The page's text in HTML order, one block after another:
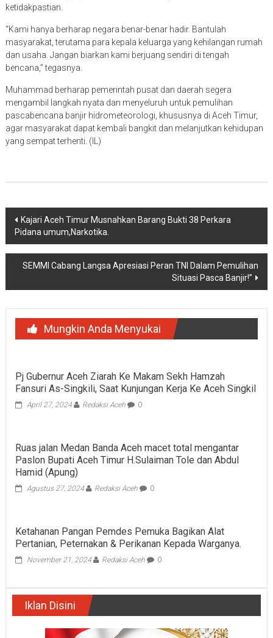
ketidakpastian.
“Kami hanya berharap negara benar-benar hadir. Bantulah
masyarakat, terutama para kepala keluarga yang kehilangan rumah
dan usaha. Jangan biarkan kami berjuang sendiri di tengah
bencana,” tegasnya.
Muhammad berharap pemerintah pusat dan daerah segera
mengambil langkah nyata dan menyeluruh untuk pemulihan
pascabencana banjir hidrometeorologi, khususnya di Aceh Timur,
agar masyarakat dapat kembali bangkit dan melanjutkan kehidupan
yang sempat terhenti. (IL)
Navigasi
pos
Kajari Aceh Timur Musnahkan Barang Bukti 38 Perkara
Pidana umum,Narkotika.
SEMMI Cabang Langsa Apresiasi Peran TNI Dalam Pemulihan
Situasi Pasca Banjir!”
Mungkin Anda Menyukai
Pj Gubernur Aceh Ziarah Ke Makam Sekh Hamzah
Fansuri As-Singkili, Saat Kunjungan Kerja Ke Aceh Singkil
April 27, 2024 Redaksi Aceh 0
Ruas jalan Medan Banda Aceh macet total mengantar
Paslon Bupati Aceh Timur H.Sulaiman Tole dan Abdul
Hamid (Apung)
Agustus 27, 2024 Redaksi Aceh 0
Ketahanan Pangan Pemdes Pemuka Bagikan Alat
Pertanian, Peternakan & Perikanan Kepada Warganya.
November 21, 2024 Redaksi Aceh 0
Iklan Disini